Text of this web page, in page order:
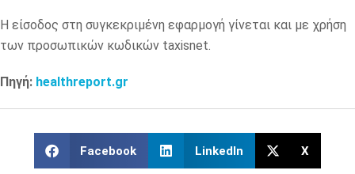
Η είσοδος στη συγκεκριμένη εφαρμογή γίνεται και με χρήση
των προσωπικών κωδικών taxisnet.
Πηγή: healthreport.gr
Facebook LinkedIn X